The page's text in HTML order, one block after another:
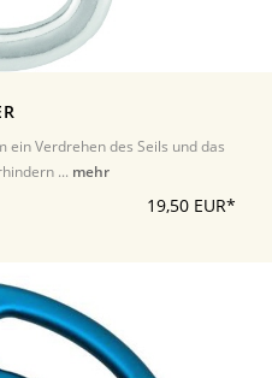
ein Verdrehen des Seils und das
... mehr
19,50 EUR*